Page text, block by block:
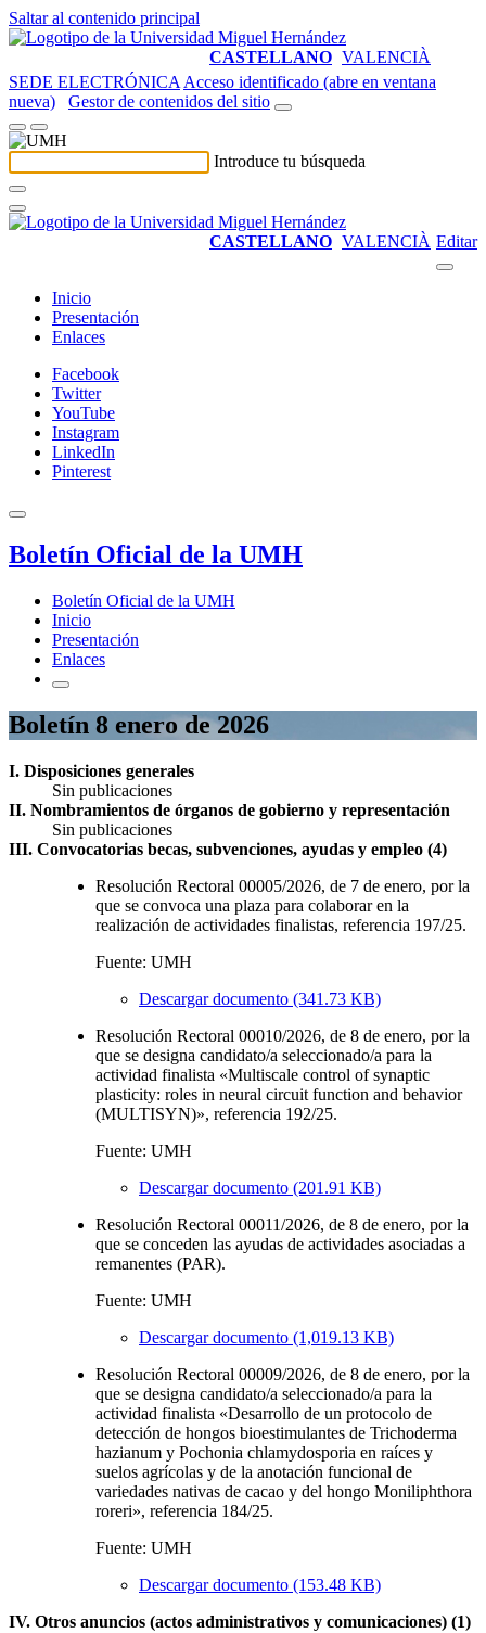
Saltar al contenido principal
CASTELLANO VALENCIÀ
SEDE ELECTRÓNICA Acceso identificado (abre en ventana
nueva)
Gestor de contenidos del sitio
Introduce tu búsqueda
CASTELLANO VALENCIÀ Editar
Inicio
Presentación
Enlaces
Facebook
Twitter
YouTube
Instagram
LinkedIn
Pinterest
Boletín Oficial de la UMH
Boletín Oficial de la UMH
Inicio
Presentación
Enlaces
Boletín 8 enero de 2026
I. Disposiciones generales
Sin publicaciones
II. Nombramientos de órganos de gobierno y representación
Sin publicaciones
III. Convocatorias becas, subvenciones, ayudas y empleo (4)
Resolución Rectoral 00005/2026, de 7 de enero, por la
que se convoca una plaza para colaborar en la
realización de actividades finalistas, referencia 197/25.
Fuente: UMH
Descargar documento (341.73 KB)
Resolución Rectoral 00010/2026, de 8 de enero, por la
que se designa candidato/a seleccionado/a para la
actividad finalista «Multiscale control of synaptic
plasticity: roles in neural circuit function and behavior
(MULTISYN)», referencia 192/25.
Fuente: UMH
Descargar documento (201.91 KB)
Resolución Rectoral 00011/2026, de 8 de enero, por la
que se conceden las ayudas de actividades asociadas a
remanentes (PAR).
Fuente: UMH
Descargar documento (1,019.13 KB)
Resolución Rectoral 00009/2026, de 8 de enero, por la
que se designa candidato/a seleccionado/a para la
actividad finalista «Desarrollo de un protocolo de
detección de hongos bioestimulantes de Trichoderma
hazianum y Pochonia chlamydosporia en raíces y
suelos agrícolas y de la anotación funcional de
variedades nativas de cacao y del hongo Moniliphthora
roreri», referencia 184/25.
Fuente: UMH
Descargar documento (153.48 KB)
IV. Otros anuncios (actos administrativos y comunicaciones) (1)